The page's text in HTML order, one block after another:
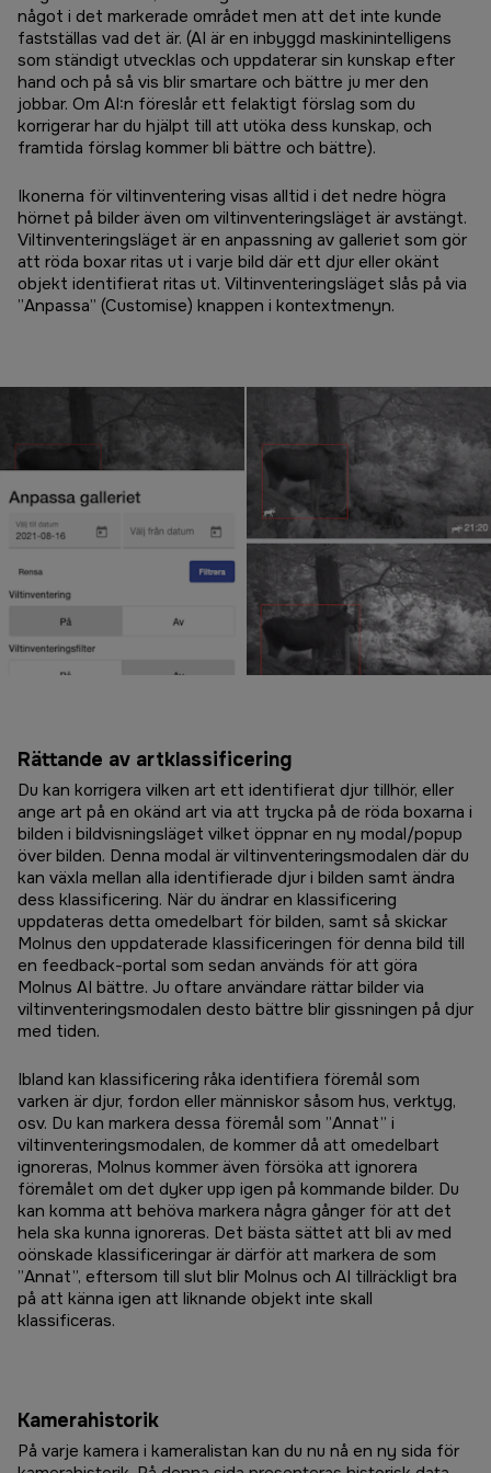
något i det markerade området men att det inte kunde
fastställas vad det är. (AI är en inbyggd maskinintelligens
som ständigt utvecklas och uppdaterar sin kunskap efter
hand och på så vis blir smartare och bättre ju mer den
jobbar. Om AI:n föreslår ett felaktigt förslag som du
korrigerar har du hjälpt till att utöka dess kunskap, och
framtida förslag kommer bli bättre och bättre).
Ikonerna för viltinventering visas alltid i det nedre högra
hörnet på bilder även om viltinventeringsläget är avstängt.
Viltinventeringsläget är en anpassning av galleriet som gör
att röda boxar ritas ut i varje bild där ett djur eller okänt
objekt identifierat ritas ut. Viltinventeringsläget slås på via
”Anpassa” (Customise) knappen i kontextmenyn.
Rättande av artklassificering
Du kan korrigera vilken art ett identifierat djur tillhör, eller
ange art på en okänd art via att trycka på de röda boxarna i
bilden i bildvisningsläget vilket öppnar en ny modal/popup
över bilden. Denna modal är viltinventeringsmodalen där du
kan växla mellan alla identifierade djur i bilden samt ändra
dess klassificering. När du ändrar en klassificering
uppdateras detta omedelbart för bilden, samt så skickar
Molnus den uppdaterade klassificeringen för denna bild till
en feedback-portal som sedan används för att göra
Molnus AI bättre. Ju oftare användare rättar bilder via
viltinventeringsmodalen desto bättre blir gissningen på djur
med tiden.
Ibland kan klassificering råka identifiera föremål som
varken är djur, fordon eller människor såsom hus, verktyg,
osv. Du kan markera dessa föremål som ”Annat” i
viltinventeringsmodalen, de kommer då att omedelbart
ignoreras, Molnus kommer även försöka att ignorera
föremålet om det dyker upp igen på kommande bilder. Du
kan komma att behöva markera några gånger för att det
hela ska kunna ignoreras. Det bästa sättet att bli av med
oönskade klassificeringar är därför att markera de som
”Annat”, eftersom till slut blir Molnus och AI tillräckligt bra
på att känna igen att liknande objekt inte skall
klassificeras.
Kamerahistorik
På varje kamera i kameralistan kan du nu nå en ny sida för